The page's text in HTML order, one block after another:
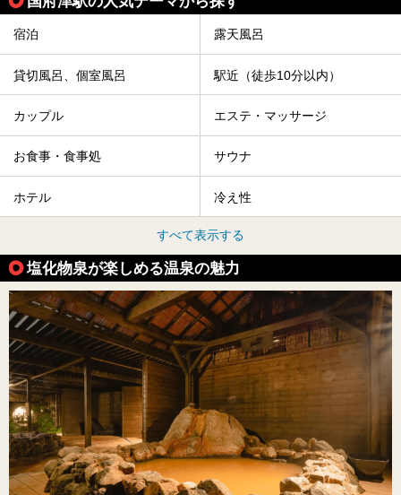
宿泊 露天風呂
貸切風呂、個室風呂 駅近（徒歩10分以内）
カップル エステ・マッサージ
お食事・食事処 サウナ
ホテル 冷え性
すべて表示する
塩化物泉が楽しめる温泉の魅力